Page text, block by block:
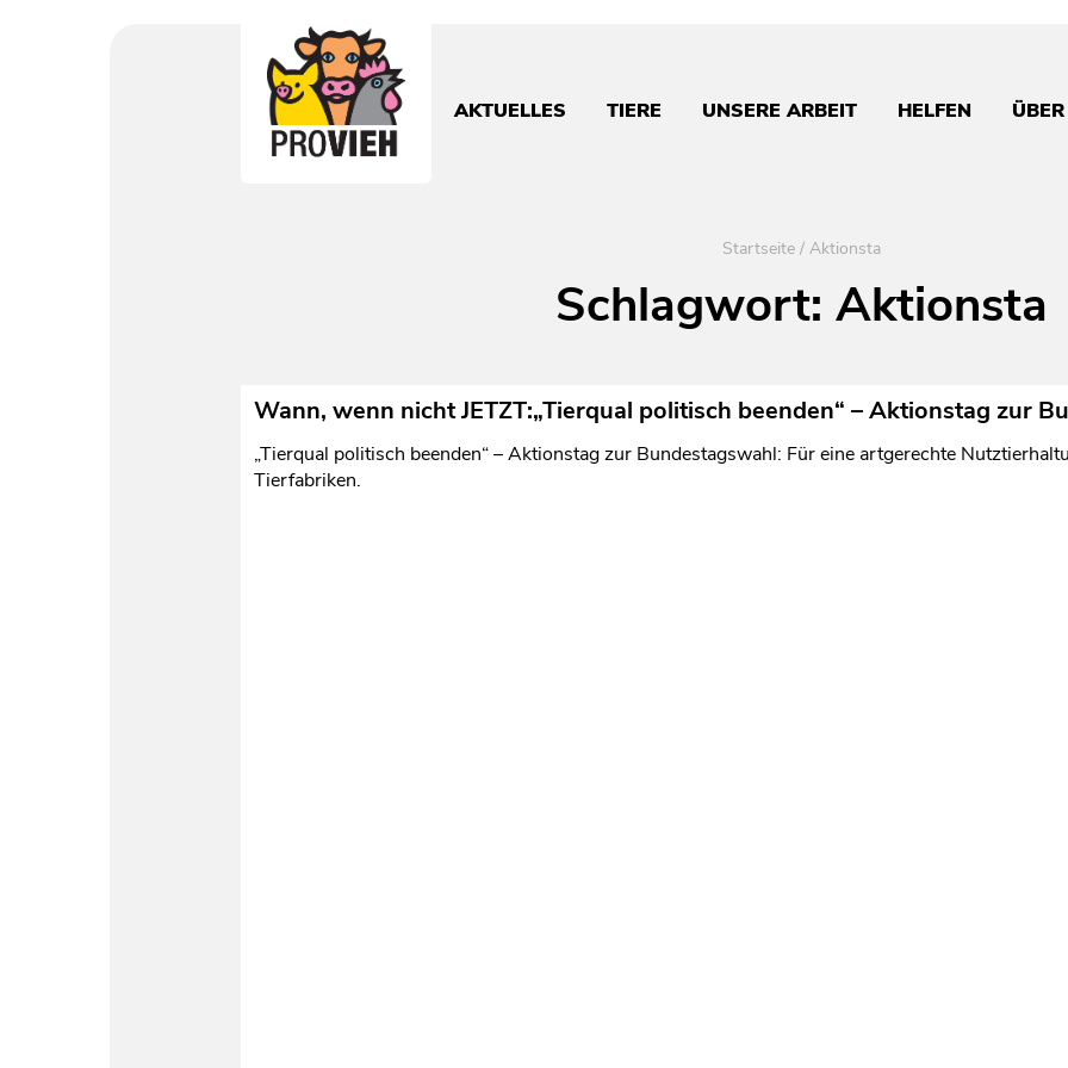
leben.AKTUELLES TIERE UNSERE ARBEIT HELFEN
Startseite/ Aktionsta
Schlagwort: Aktionsta
Wann, wenn nicht JETZT:„Tierqual politisch beenden“ – Aktionstag zur
„Tierqual politisch beenden“ – Aktionstag zur Bundestagswahl: Für eine artgerechte
Tierfabriken.